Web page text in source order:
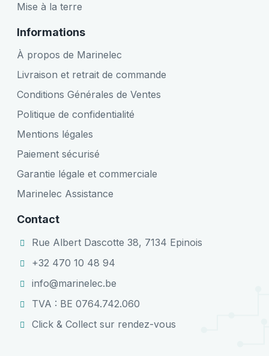
Mise à la terre
Informations
À propos de Marinelec
Livraison et retrait de commande
Conditions Générales de Ventes
Politique de confidentialité
Mentions légales
Paiement sécurisé
Garantie légale et commerciale
Marinelec Assistance
Contact
Rue Albert Dascotte 38, 7134 Epinois
+32 470 10 48 94
info@marinelec.be
TVA : BE 0764.742.060
Click & Collect sur rendez-vous